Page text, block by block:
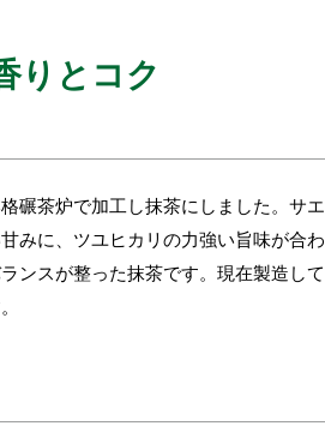
りとコク
碾茶炉で加工し抹茶にしました。サエ
みに、ツユヒカリの力強い旨味が合わ
ンスが整った抹茶です。現在製造して